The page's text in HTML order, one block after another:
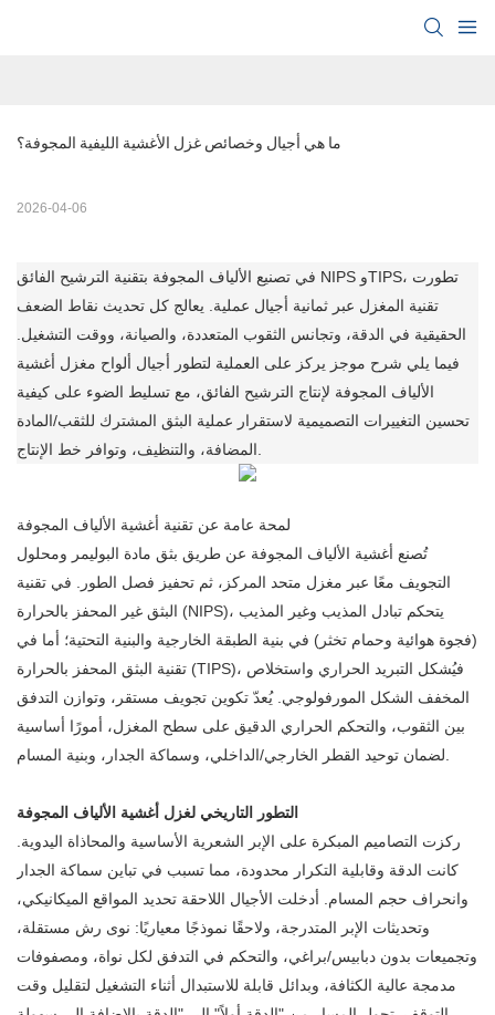
ما هي أجيال وخصائص غزل الأغشية الليفية المجوفة؟
2026-04-06
في تصنيع الألياف المجوفة بتقنية الترشيح الفائق NIPS وTIPS، تطورت
تقنية المغزل عبر ثمانية أجيال عملية. يعالج كل تحديث نقاط الضعف
الحقيقية في الدقة، وتجانس الثقوب المتعددة، والصيانة، ووقت التشغيل.
فيما يلي شرح موجز يركز على العملية لتطور أجيال ألواح مغزل أغشية
الألياف المجوفة لإنتاج الترشيح الفائق، مع تسليط الضوء على كيفية
تحسين التغييرات التصميمية لاستقرار عملية البثق المشترك للثقب/المادة
المضافة، والتنظيف، وتوافر خط الإنتاج.
لمحة عامة عن تقنية أغشية الألياف المجوفة
تُصنع أغشية الألياف المجوفة عن طريق بثق مادة البوليمر ومحلول
التجويف معًا عبر مغزل متحد المركز، ثم تحفيز فصل الطور. في تقنية
البثق غير المحفز بالحرارة (NIPS)، يتحكم تبادل المذيب وغير المذيب
(فجوة هوائية وحمام تخثر) في بنية الطبقة الخارجية والبنية التحتية؛ أما في
تقنية البثق المحفز بالحرارة (TIPS)، فيُشكل التبريد الحراري واستخلاص
المخفف الشكل المورفولوجي. يُعدّ تكوين تجويف مستقر، وتوازن التدفق
بين الثقوب، والتحكم الحراري الدقيق على سطح المغزل، أمورًا أساسية
لضمان توحيد القطر الخارجي/الداخلي، وسماكة الجدار، وبنية المسام.
التطور التاريخي لغزل أغشية الألياف المجوفة
ركزت التصاميم المبكرة على الإبر الشعرية الأساسية والمحاذاة اليدوية.
كانت الدقة وقابلية التكرار محدودة، مما تسبب في تباين سماكة الجدار
وانحراف حجم المسام. أدخلت الأجيال اللاحقة تحديد المواقع الميكانيكي،
وتحديثات الإبر المتدرجة، ولاحقًا نموذجًا معياريًا: نوى رش مستقلة،
وتجميعات بدون دبابيس/براغي، والتحكم في التدفق لكل نواة، ومصفوفات
مدمجة عالية الكثافة، وبدائل قابلة للاستبدال أثناء التشغيل لتقليل وقت